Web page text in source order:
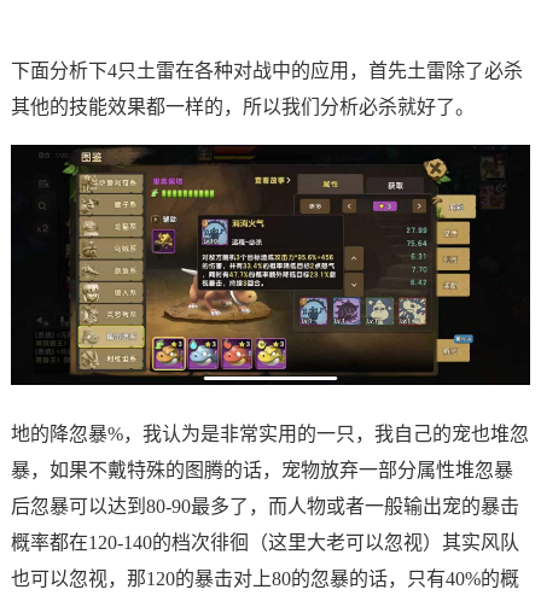
下面分析下4只土雷在各种对战中的应用，首先土雷除了必杀
其他的技能效果都一样的，所以我们分析必杀就好了。
地的降忽暴%，我认为是非常实用的一只，我自己的宠也堆忽
暴，如果不戴特殊的图腾的话，宠物放弃一部分属性堆忽暴
后忽暴可以达到80-90最多了，而人物或者一般输出宠的暴击
概率都在120-140的档次徘徊（这里大老可以忽视）其实风队
也可以忽视，那120的暴击对上80的忽暴的话，只有40%的概